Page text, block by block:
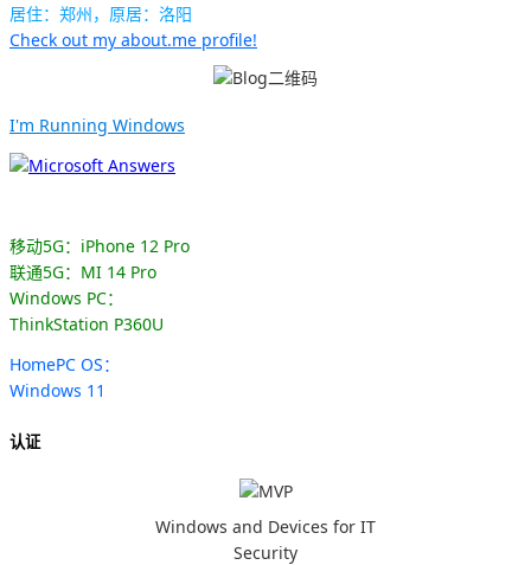
居住：郑州，原居：洛阳
Check out my about.me profile!
I'm Running Windows
移动5G：iPhone 12 Pro
联通5G：MI 14 Pro
Windows PC：
ThinkStation P360U
HomePC OS：
Windows 11
认证
Windows and Devices for IT
Security